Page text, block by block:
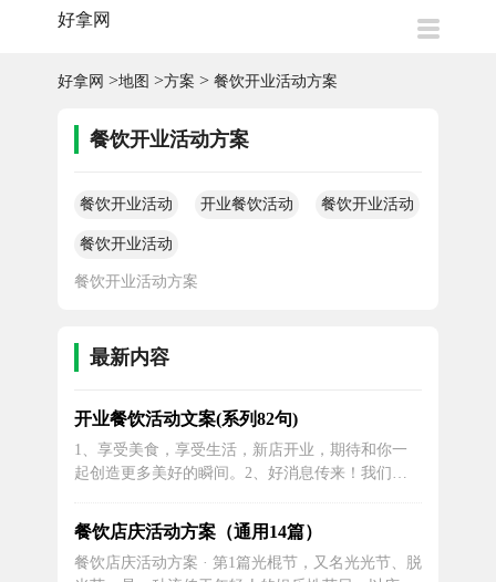
好拿网
好拿网 >地图 >方案 > 餐饮开业活动方案
餐饮开业活动方案
餐饮开业活动
方案
开业餐饮活动
餐饮开业活动
餐饮开业活动
方案
餐饮开业活动方案
最新内容
开业餐饮活动文案(系列82句)
1、享受美食，享受生活，新店开业，期待和你一
起创造更多美好的瞬间。2、好消息传来！我们即
美好时光。3、来自世界各地的精英大厨将带您踏
上一场穿越时空的美食之旅，让您的味蕾充满惊喜
和满足。4、这里有热情的服务，美味的菜肴，欢
餐饮店庆活动方案（通用14篇）
餐饮店庆活动方案 · 第1篇光棍节，又名光光节、脱